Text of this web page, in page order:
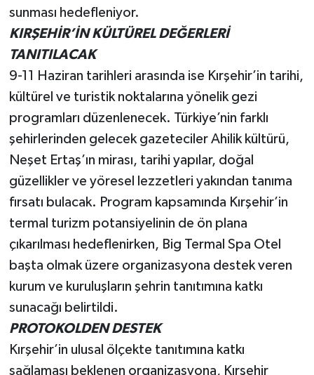
sunması hedefleniyor.
KIRŞEHİR’İN KÜLTÜREL DEĞERLERİ
TANITILACAK
9-11 Haziran tarihleri arasında ise Kırşehir’in tarihi,
kültürel ve turistik noktalarına yönelik gezi
programları düzenlenecek. Türkiye’nin farklı
şehirlerinden gelecek gazeteciler Ahilik kültürü,
Neşet Ertaş’ın mirası, tarihi yapılar, doğal
güzellikler ve yöresel lezzetleri yakından tanıma
fırsatı bulacak. Program kapsamında Kırşehir’in
termal turizm potansiyelinin de ön plana
çıkarılması hedeflenirken, Big Termal Spa Otel
başta olmak üzere organizasyona destek veren
kurum ve kuruluşların şehrin tanıtımına katkı
sunacağı belirtildi.
PROTOKOLDEN DESTEK
Kırşehir’in ulusal ölçekte tanıtımına katkı
sağlaması beklenen organizasyona, Kırşehir